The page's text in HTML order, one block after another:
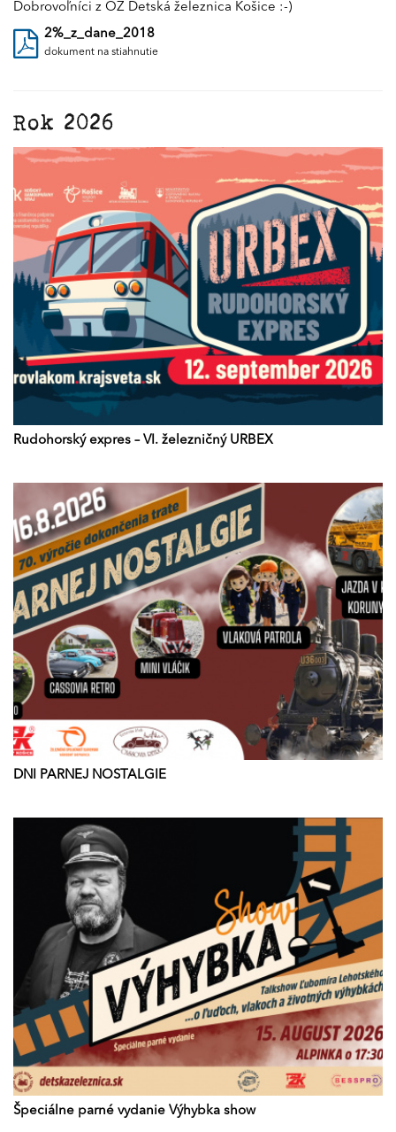
Dobrovoľníci z OZ Detská železnica Košice :-)
2%_z_dane_2018
dokument na stiahnutie
Rok 2026
Rudohorský expres – VI. železničný URBEX
DNI PARNEJ NOSTALGIE
Špeciálne parné vydanie Výhybka show